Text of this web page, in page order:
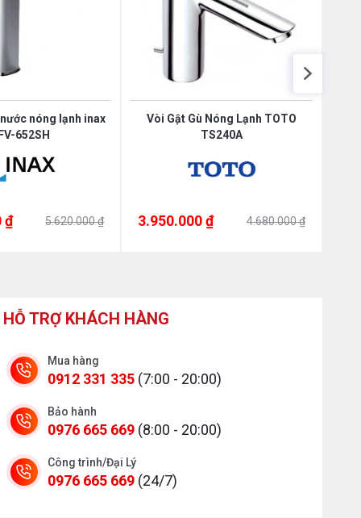
nóng lạnh inax
652SH
₫ 5.620.000 ₫
Vòi Gật Gù Nóng Lạnh TOTO
TS240A
3.950.000 ₫ 4.680.000 ₫
HỖ TRỢ KHÁCH HÀNG
Mua hàng
0912 331 335 (7:00 - 20:00)
Bảo hành
0976 665 669 (8:00 - 20:00)
Công trình/Đại Lý
0976 665 669 (24/7)